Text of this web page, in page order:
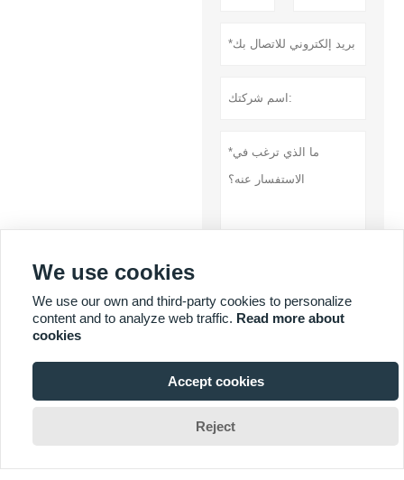

سياسة خاصة
حقوق التأليف والنشر من قبل شاندونغ
We use cookies
We use our own and third-party cookies to personalize
content and to analyze web traffic. Read more about
cookies
Accept cookies
Reject